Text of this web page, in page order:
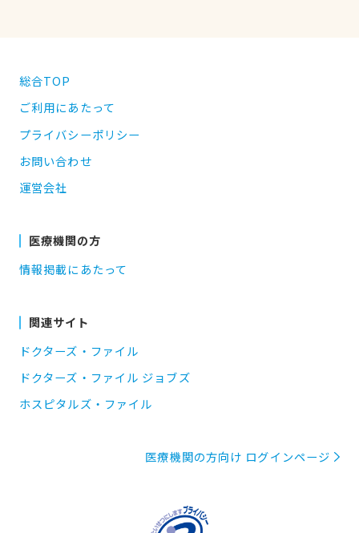
総合TOP
ご利用にあたって
プライバシーポリシー
お問い合わせ
運営会社
医療機関の方
情報掲載にあたって
関連サイト
ドクターズ・ファイル
ドクターズ・ファイル ジョブズ
ホスピタルズ・ファイル
医療機関の方向け ログインページ